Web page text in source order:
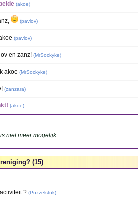
(akoe)
(pavlov)
(pavlov)
en zanz! (MrSockyke)
akoe (MrSockyke)
(zanzara)
(akoe)
niet meer mogelijk.
(15)
? (Puzzelstuk)